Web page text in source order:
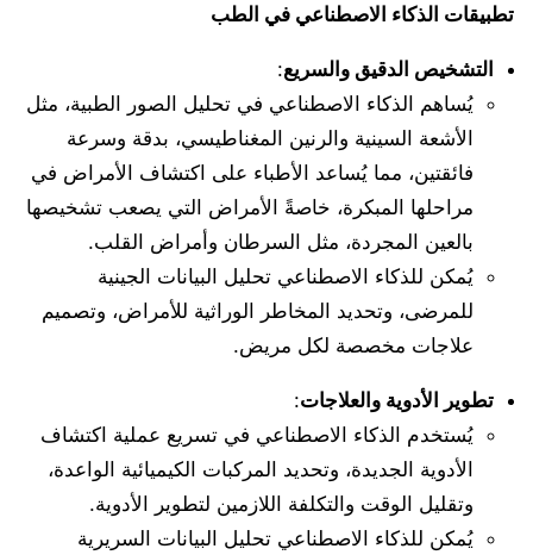
تطبيقات الذكاء الاصطناعي في الطب
التشخيص الدقيق والسريع:
يُساهم الذكاء الاصطناعي في تحليل الصور الطبية، مثل
الأشعة السينية والرنين المغناطيسي، بدقة وسرعة
فائقتين، مما يُساعد الأطباء على اكتشاف الأمراض في
مراحلها المبكرة، خاصةً الأمراض التي يصعب تشخيصها
بالعين المجردة، مثل السرطان وأمراض القلب.
يُمكن للذكاء الاصطناعي تحليل البيانات الجينية
للمرضى، وتحديد المخاطر الوراثية للأمراض، وتصميم
علاجات مخصصة لكل مريض.
تطوير الأدوية والعلاجات:
يُستخدم الذكاء الاصطناعي في تسريع عملية اكتشاف
الأدوية الجديدة، وتحديد المركبات الكيميائية الواعدة،
وتقليل الوقت والتكلفة اللازمين لتطوير الأدوية.
يُمكن للذكاء الاصطناعي تحليل البيانات السريرية